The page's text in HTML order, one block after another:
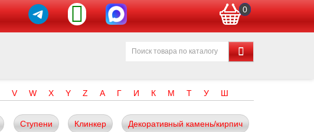
0
V W X Y Z А Г И К М Т У Ш
Ступени Клинкер Декоративный камень/кирпич